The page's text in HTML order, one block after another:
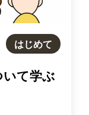
はじめて
て学ぶ